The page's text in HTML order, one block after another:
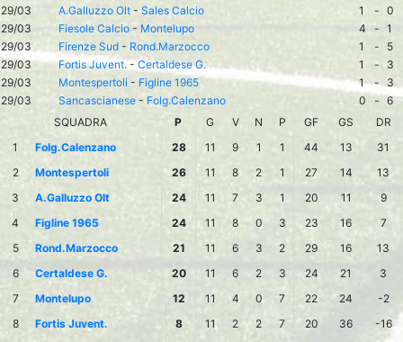
29/03
A.Galluzzo Olt - Sales Calcio 1 - 0
29/03
Fiesole Calcio - Montelupo 4 - 1
29/03
Firenze Sud - Rond.Marzocco 1 -
5
29/03
Fortis Juvent. - Certaldese G. 1 -
3
29/03
Montespertoli - Figline 1965 1 - 3
29/03
Sancascianese - Folg.Calenzano 0 - 6
SQUADRA
P G V N P GF GS
DR
1
Folg.Calenzano 28 11 9 1 1 44 13
31
2
Montespertoli 26 11 8 2 1 27 14
13
3
A.Galluzzo Olt 24 11 7 3 1 20 11
9
4
Figline 1965 24 11 8 0 3 23 16
7
5
Rond.Marzocco 21 11 6 3 2 29 16
13
6
Certaldese G. 20 11 6 2 3 24 21
3
7
Montelupo 12 11 4 0 7 22 24
-2
8
Fortis Juvent. 8 11 2 2 7 20 36
-16